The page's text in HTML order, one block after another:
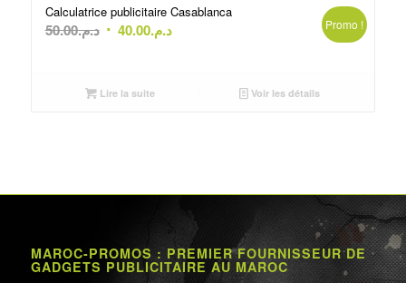
Calculatrice publicitaire Casablanca
د.م.50.00
Le
était :
د.م.40.00
Le
Promo !
Lire la suite Voir les détails
MAROC-PROMOS : PREMIER FOURNISSEUR DE
GADGETS PUBLICITAIRE AU MAROC